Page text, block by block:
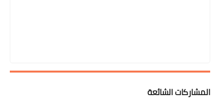
المشاركات الشائعة